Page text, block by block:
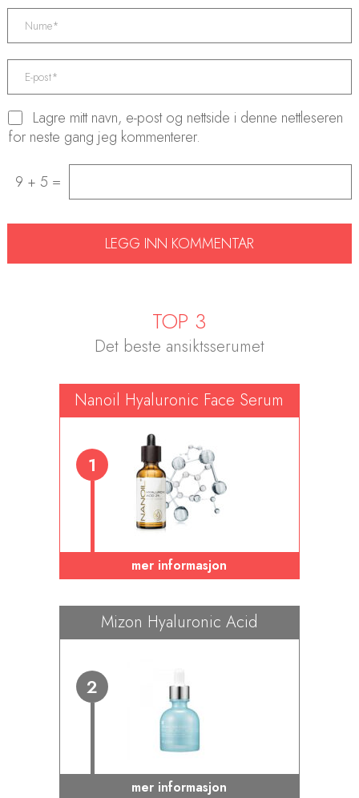
Lagre mitt navn, e-post og nettside i denne nettleseren
for neste gang jeg kommenterer.
9 + 5 =
TOP 3
Det beste ansiktsserumet
Nanoil Hyaluronic Face Serum
1
mer informasjon
Mizon Hyaluronic Acid
2
mer informasjon